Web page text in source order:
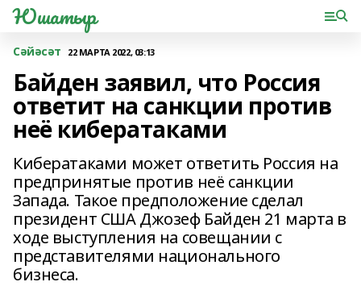
Юшатыр
Сәйәсәт 22 МАРТА 2022, 03:13
Байден заявил, что Россия
ответит на санкции против
неё кибератаками
Кибератаками может ответить Россия на
предпринятые против неё санкции
Запада. Такое предположение сделал
президент США Джозеф Байден 21 марта в
ходе выступления на совещании с
представителями национального
бизнеса.